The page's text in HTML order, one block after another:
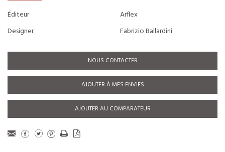
Éditeur
Arflex
Designer
Fabrizio Ballardini
NOUS CONTACTER
AJOUTER À MES ENVIES
AJOUTER AU COMPARATEUR